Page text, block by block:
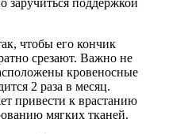
поддержкой
чтобы его кончик
срезают. Важно не
кровеносные
2 раза в месяц.
привести к врастанию
мягких тканей.